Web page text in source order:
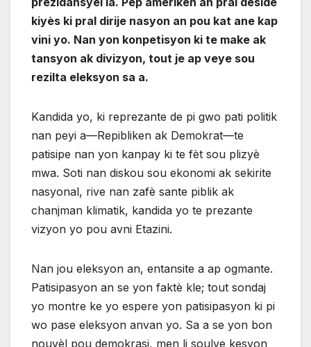
kiyès ki pral dirije nasyon an pou kat ane kap
vini yo. Nan yon konpetisyon ki te make ak
tansyon ak divizyon, tout je ap veye sou
rezilta eleksyon sa a.
Kandida yo, ki reprezante de pi gwo pati politik
nan peyi a—Repibliken ak Demokrat—te
patisipe nan yon kanpay ki te fèt sou plizyè
mwa. Soti nan diskou sou ekonomi ak sekirite
nasyonal, rive nan zafè sante piblik ak
chanjman klimatik, kandida yo te prezante
vizyon yo pou avni Etazini.
Nan jou eleksyon an, entansite a ap ogmante.
Patisipasyon an se yon faktè kle; tout sondaj
yo montre ke yo espere yon patisipasyon ki pi
wo pase eleksyon anvan yo. Sa a se yon bon
nouvèl pou demokrasi, men li soulve kesyon